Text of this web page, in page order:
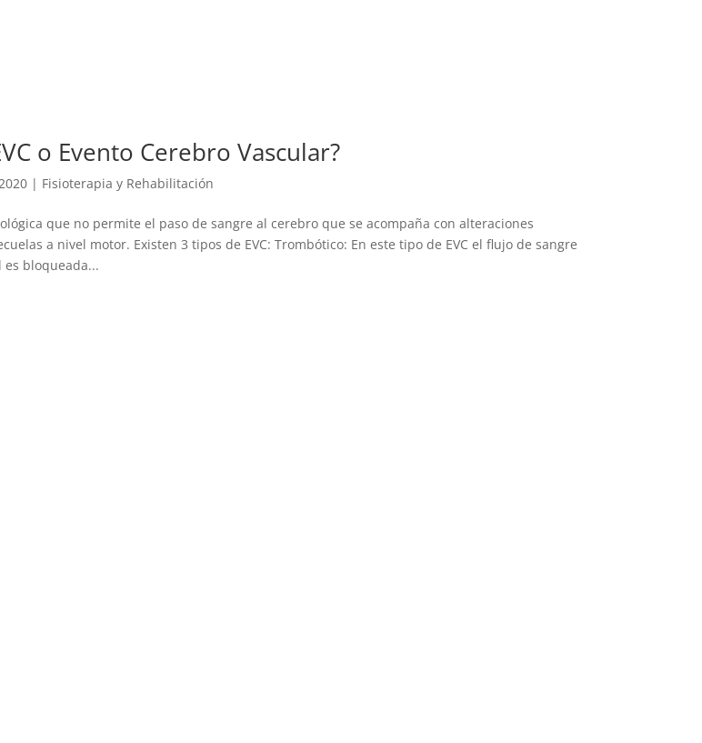
o Evento Cerebro Vascular?
| Fisioterapia y Rehabilitación
que no permite el paso de sangre al cerebro que se acompaña con alteraciones
a nivel motor. Existen 3 tipos de EVC: Trombótico: En este tipo de EVC el flujo de sangre
bloqueada...